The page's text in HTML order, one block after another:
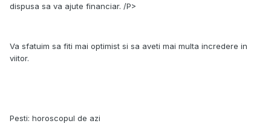
dispusa sa va ajute financiar. /P>
Va sfatuim sa fiti mai optimist si sa aveti mai multa incredere in
viitor.
Pesti: horoscopul de azi